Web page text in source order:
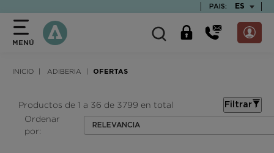
PAIS: ES
MENÚ
INICIO ADIBERIA OFERTAS
Productos de 1 a 36 de 3799 en total Filtrar
Ordenar
por:
RELEVANCIA